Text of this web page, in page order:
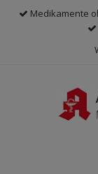
Medikamente